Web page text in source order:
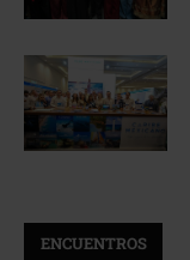
ENCUENTROS